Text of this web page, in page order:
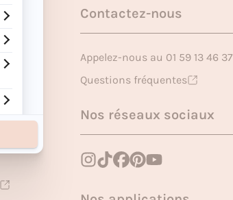
Contactez-nous
Appelez-nous au 01 59 13 46 37
Questions fréquentes
Nos réseaux sociaux